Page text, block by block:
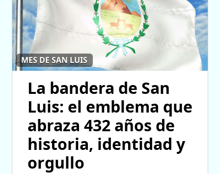
MES DE SAN LUIS
La bandera de San
Luis: el emblema que
abraza 432 años de
historia, identidad y
orgullo